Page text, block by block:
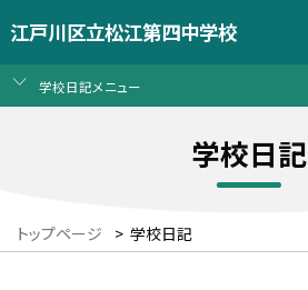
江戸川区立松江第四中学校
学校日記メニュー
学校日記
トップページ > 学校日記